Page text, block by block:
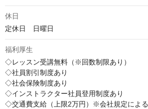
休日
定休日　日曜日
福利厚生
◇レッスン受講無料（※回数制限あり）
◇社員割引制度あり
◇社会保険制度あり
◇インストラクター社員登用制度あり
◇交通費支給（上限2万円）※会社規定による